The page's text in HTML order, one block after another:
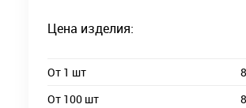
Цена изделия:
От 1 шт
От 100 шт